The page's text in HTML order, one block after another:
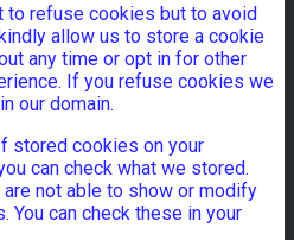
to refuse cookies but to avoid
allow us to store a cookie
any time or opt in for other
If you refuse cookies we
our domain.
stored cookies on your
can check what we stored.
not able to show or modify
You can check these in your